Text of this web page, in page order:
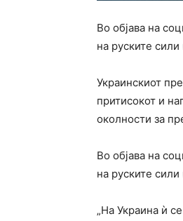
Во објава на
на руските сили
Украинскиот
притисокот и
околности за
Во објава на
на руските сили
„На Украина ѝ